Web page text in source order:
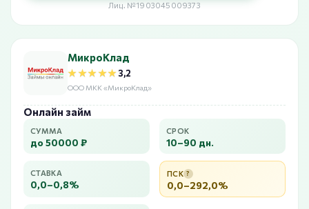
Лиц. №1903045009373
МикроКлад
★★★★★
★★★★★3,2
ООО МКК «МикроКлад»
Онлайн займ
СУММА
до 50000 ₽
СРОК
10–90 дн.
СТАВКА
0,0–0,8%
ПСК ?
0,0–292,0%